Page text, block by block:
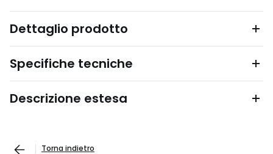
Dettaglio prodotto
Specifiche tecniche
Descrizione estesa
Torna indietro